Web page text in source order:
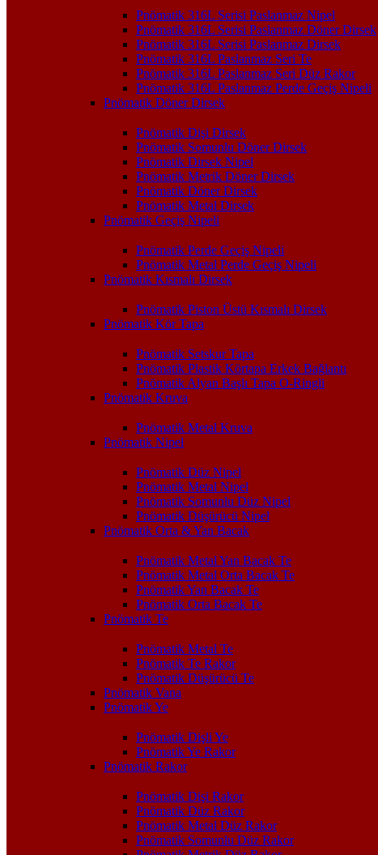
Pnömatik 316L Serisi Paslanmaz Nipel
Pnömatik 316L Serisi Paslanmaz Döner Dirsek
Pnömatik 316L Serisi Paslanmaz Dirsek
Pnömatik 316L Paslanmaz Seri Te
Pnömatik 316L Paslanmaz Seri Düz Rakor
Pnömatik 316L Paslanmaz Perde Geçiş Nipeli
Pnömatik Döner Dirsek
Pnömatik Dişi Dirsek
Pnömatik Somunlu Döner Dirsek
Pnömatik Dirsek Nipel
Pnömatik Metrik Döner Dirsek
Pnömatik Döner Dirsek
Pnömatik Metal Dirsek
Pnömatik Geçiş Nipeli
Pnömatik Perde Geçiş Nipeli
Pnömatik Metal Perde Geçiş Nipeli
Pnömatik Kısmalı Dirsek
Pnömatik Piston Üstü Kısmalı Dirsek
Pnömatik Kör Tapa
Pnömatik Setskur Tapa
Pnömatik Plastik Körtapa Erkek Bağlantı
Pnömatik Alyan Başlı Tapa O-Ringli
Pnömatik Kruva
Pnömatik Metal Kruva
Pnömatik Nipel
Pnömatik Düz Nipel
Pnömatik Metal Nipel
Pnömatik Somunlu Düz Nipel
Pnömatik Düşürücü Nipel
Pnömatik Orta & Yan Bacak
Pnömatik Metal Yan Bacak Te
Pnömatik Metal Orta Bacak Te
Pnömatik Yan Bacak Te
Pnömatik Orta Bacak Te
Pnömatik Te
Pnömatik Metal Te
Pnömatik Te Rakor
Pnömatik Düşürücü Te
Pnömatik Vana
Pnömatik Ye
Pnömatik Dişli Ye
Pnömatik Ye Rakor
Pnömatik Rakor
Pnömatik Dişi Rakor
Pnömatik Düz Rakor
Pnömatik Metal Düz Rakor
Pnömatik Somunlu Düz Rakor